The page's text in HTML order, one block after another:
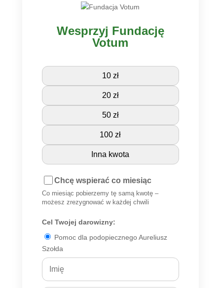
Wesprzyj Fundację
Votum
10 zł
20 zł
50 zł
100 zł
Inna kwota
Chcę wspierać co miesiąc
Co miesiąc pobierzemy tę samą kwotę –
możesz zrezygnować w każdej chwili
Cel Twojej darowizny:
Pomoc dla podopiecznego Aureliusz
Szołda